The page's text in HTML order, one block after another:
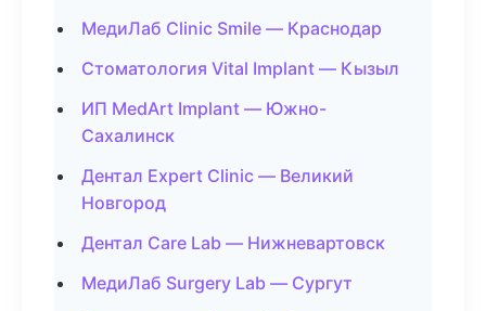
МедиЛаб Clinic Smile — Краснодар
Стоматология Vital Implant — Кызыл
ИП MedArt Implant — Южно-
Сахалинск
Дентал Expert Clinic — Великий
Новгород
Дентал Care Lab — Нижневартовск
МедиЛаб Surgery Lab — Сургут